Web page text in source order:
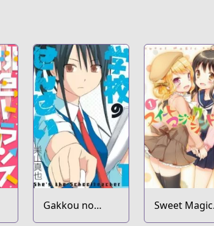
Gakkou no
Sensei
Sweet Magic
Syndrome